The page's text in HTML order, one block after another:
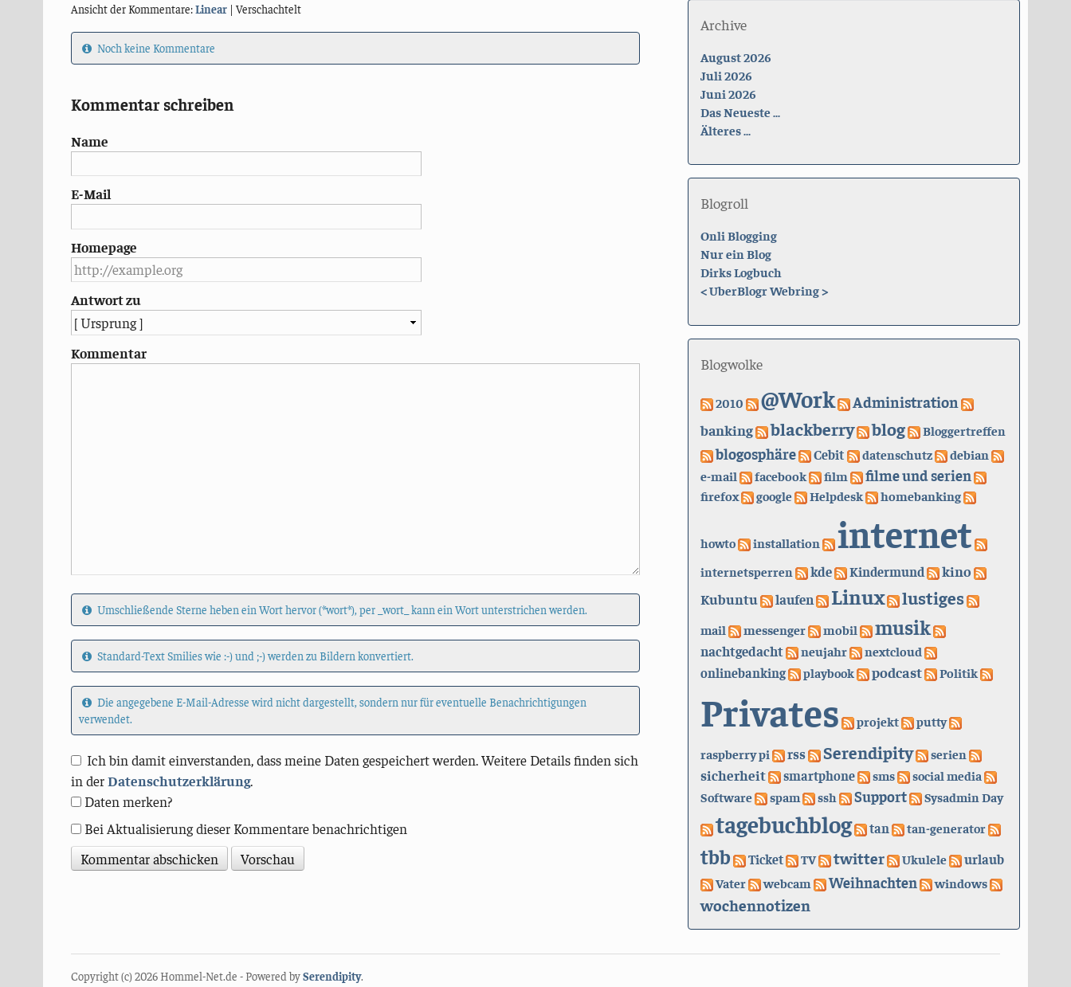
Ansicht der Kommentare:Linear| Verschachtelt
Noch keine Kommentare
Kommentar schreiben
Name
E-Mail
Homepage
Antwort zu
Kommentar
Umschließende Sterne heben ein Wort hervor (*wort*), per _wort_ kann ein Wort unterstrichen werden.
Standard-Text Smilies wie :-) und ;-) werden zu Bildern konvertiert.
Die angegebene E-Mail-Adresse wird nicht dargestellt, sondern nur für eventuelle Benachrichtigungen
verwendet.
Ich bin damit einverstanden, dass meine Daten gespeichert werden. Weitere Details finden sich
in derDatenschutzerklärung.
Daten merken?
Bei Aktualisierung dieser Kommentare benachrichtigen
Archive
August 2026
Juli 2026
Juni 2026
Das Neueste ...
Älteres ...
Blogroll
Onli Blogging
Nur ein Blog
Dirks Logbuch
<UberBlogr Webring>
Blogwolke
2010 @Work Administration
banking blackberry blog Bloggertreffen
blogosphäre Cebit datenschutz
debian
e-mail
facebook film filme und serien
firefox google Helpdesk homebanking
howto installation internet
internetsperren kde Kindermund
kino
Kubuntu
laufen Linux lustiges
mail messenger mobil musik
nachtgedacht neujahr nextcloud
onlinebanking playbook podcast Politik
Privates projekt putty
raspberry pi rss Serendipity serien
sicherheit smartphone sms
social media
Software
spam ssh Support Sysadmin Day
tagebuchblog tan tan-generator
tbb Ticket TV twitter Ukulele urlaub
Vater webcam Weihnachten windows
wochennotizen
Copyright (c) 2026 Hommel-Net.de - Powered bySerendipity.